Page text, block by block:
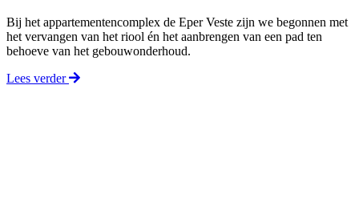
Bij het appartementencomplex de Eper Veste zijn we begonnen met
het vervangen van het riool én het aanbrengen van een pad ten
behoeve van het gebouwonderhoud.
Lees verder